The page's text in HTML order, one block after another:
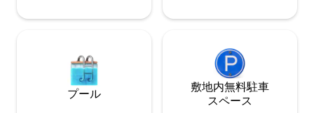
プール
敷地内無料駐⁠車
ス⁠ペ⁠ー⁠ス